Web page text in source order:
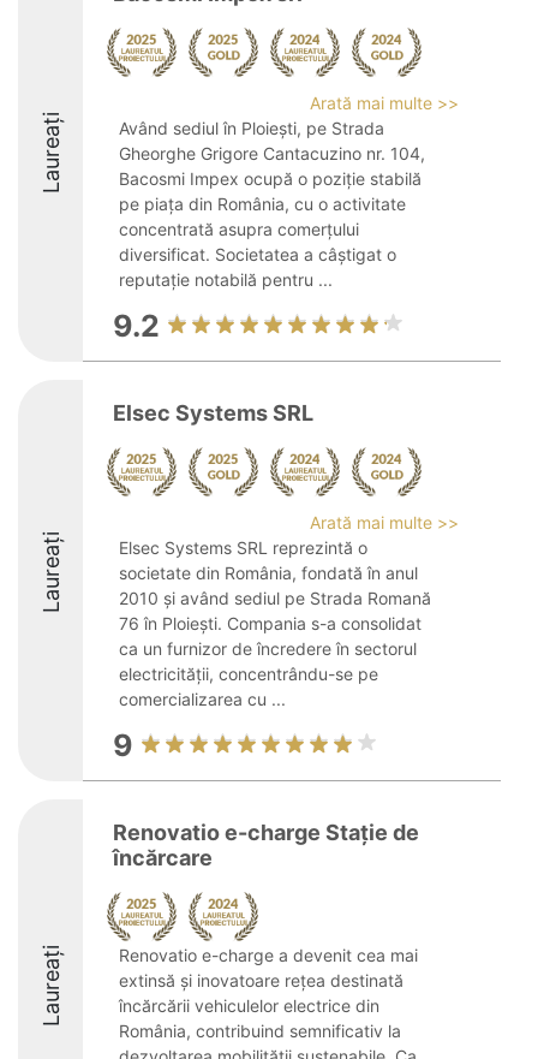
Laureați
Arată mai multe >>
Având sediul în Ploiești, pe Strada
Gheorghe Grigore Cantacuzino nr. 104,
Bacosmi Impex ocupă o poziție stabilă
pe piața din România, cu o activitate
concentrată asupra comerțului
diversificat. Societatea a câștigat o
reputație notabilă pentru ...
9.2
Laureați
Elsec Systems SRL
Arată mai multe >>
Elsec Systems SRL reprezintă o
societate din România, fondată în anul
2010 și având sediul pe Strada Romană
76 în Ploiești. Compania s-a consolidat
ca un furnizor de încredere în sectorul
electricității, concentrându-se pe
comercializarea cu ...
9
Laureați
Renovatio e-charge Stație de
încărcare
Renovatio e-charge a devenit cea mai
extinsă și inovatoare rețea destinată
încărcării vehiculelor electrice din
România, contribuind semnificativ la